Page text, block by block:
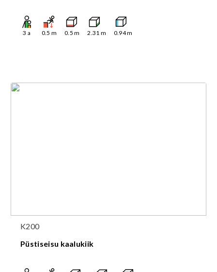
3 a 0.5 m 0.5 m 2.31 m 0.94m
K200
Püstiseisu kaalukiik